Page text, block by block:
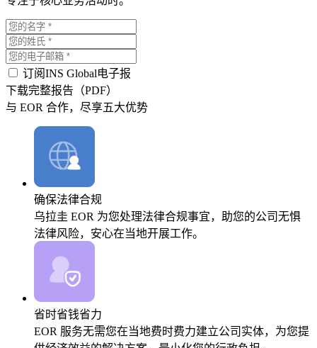
订阅INS Global电子报
下载完整报告（PDF）
与 EOR 合作，尽享五大优势
确保法律合规
乌拉圭 EOR 为您处理法律合规事宜，助您的公司无惧
法律风险，安心在当地开展工作。
省时省钱省力
EOR 服务无需您在当地费时费力建立公司实体，为您提